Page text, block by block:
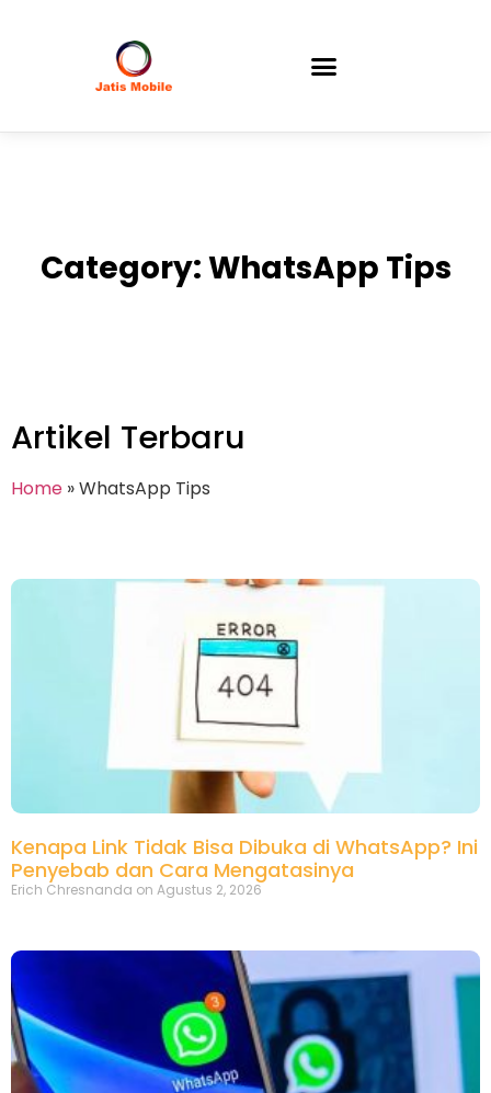
Category: WhatsApp Tips
Artikel Terbaru
Home »WhatsApp Tips
Kenapa Link Tidak Bisa Dibuka di WhatsApp? Ini
Penyebab dan Cara Mengatasinya
Erich Chresnanda Agustus 2, 2026